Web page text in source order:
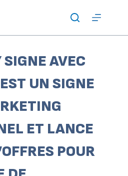
SIGNE AVEC
UN SIGNE
ET LANCE
POUR